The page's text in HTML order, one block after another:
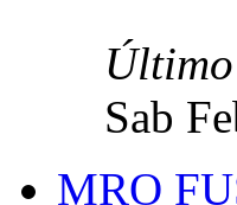
Sab
MRO